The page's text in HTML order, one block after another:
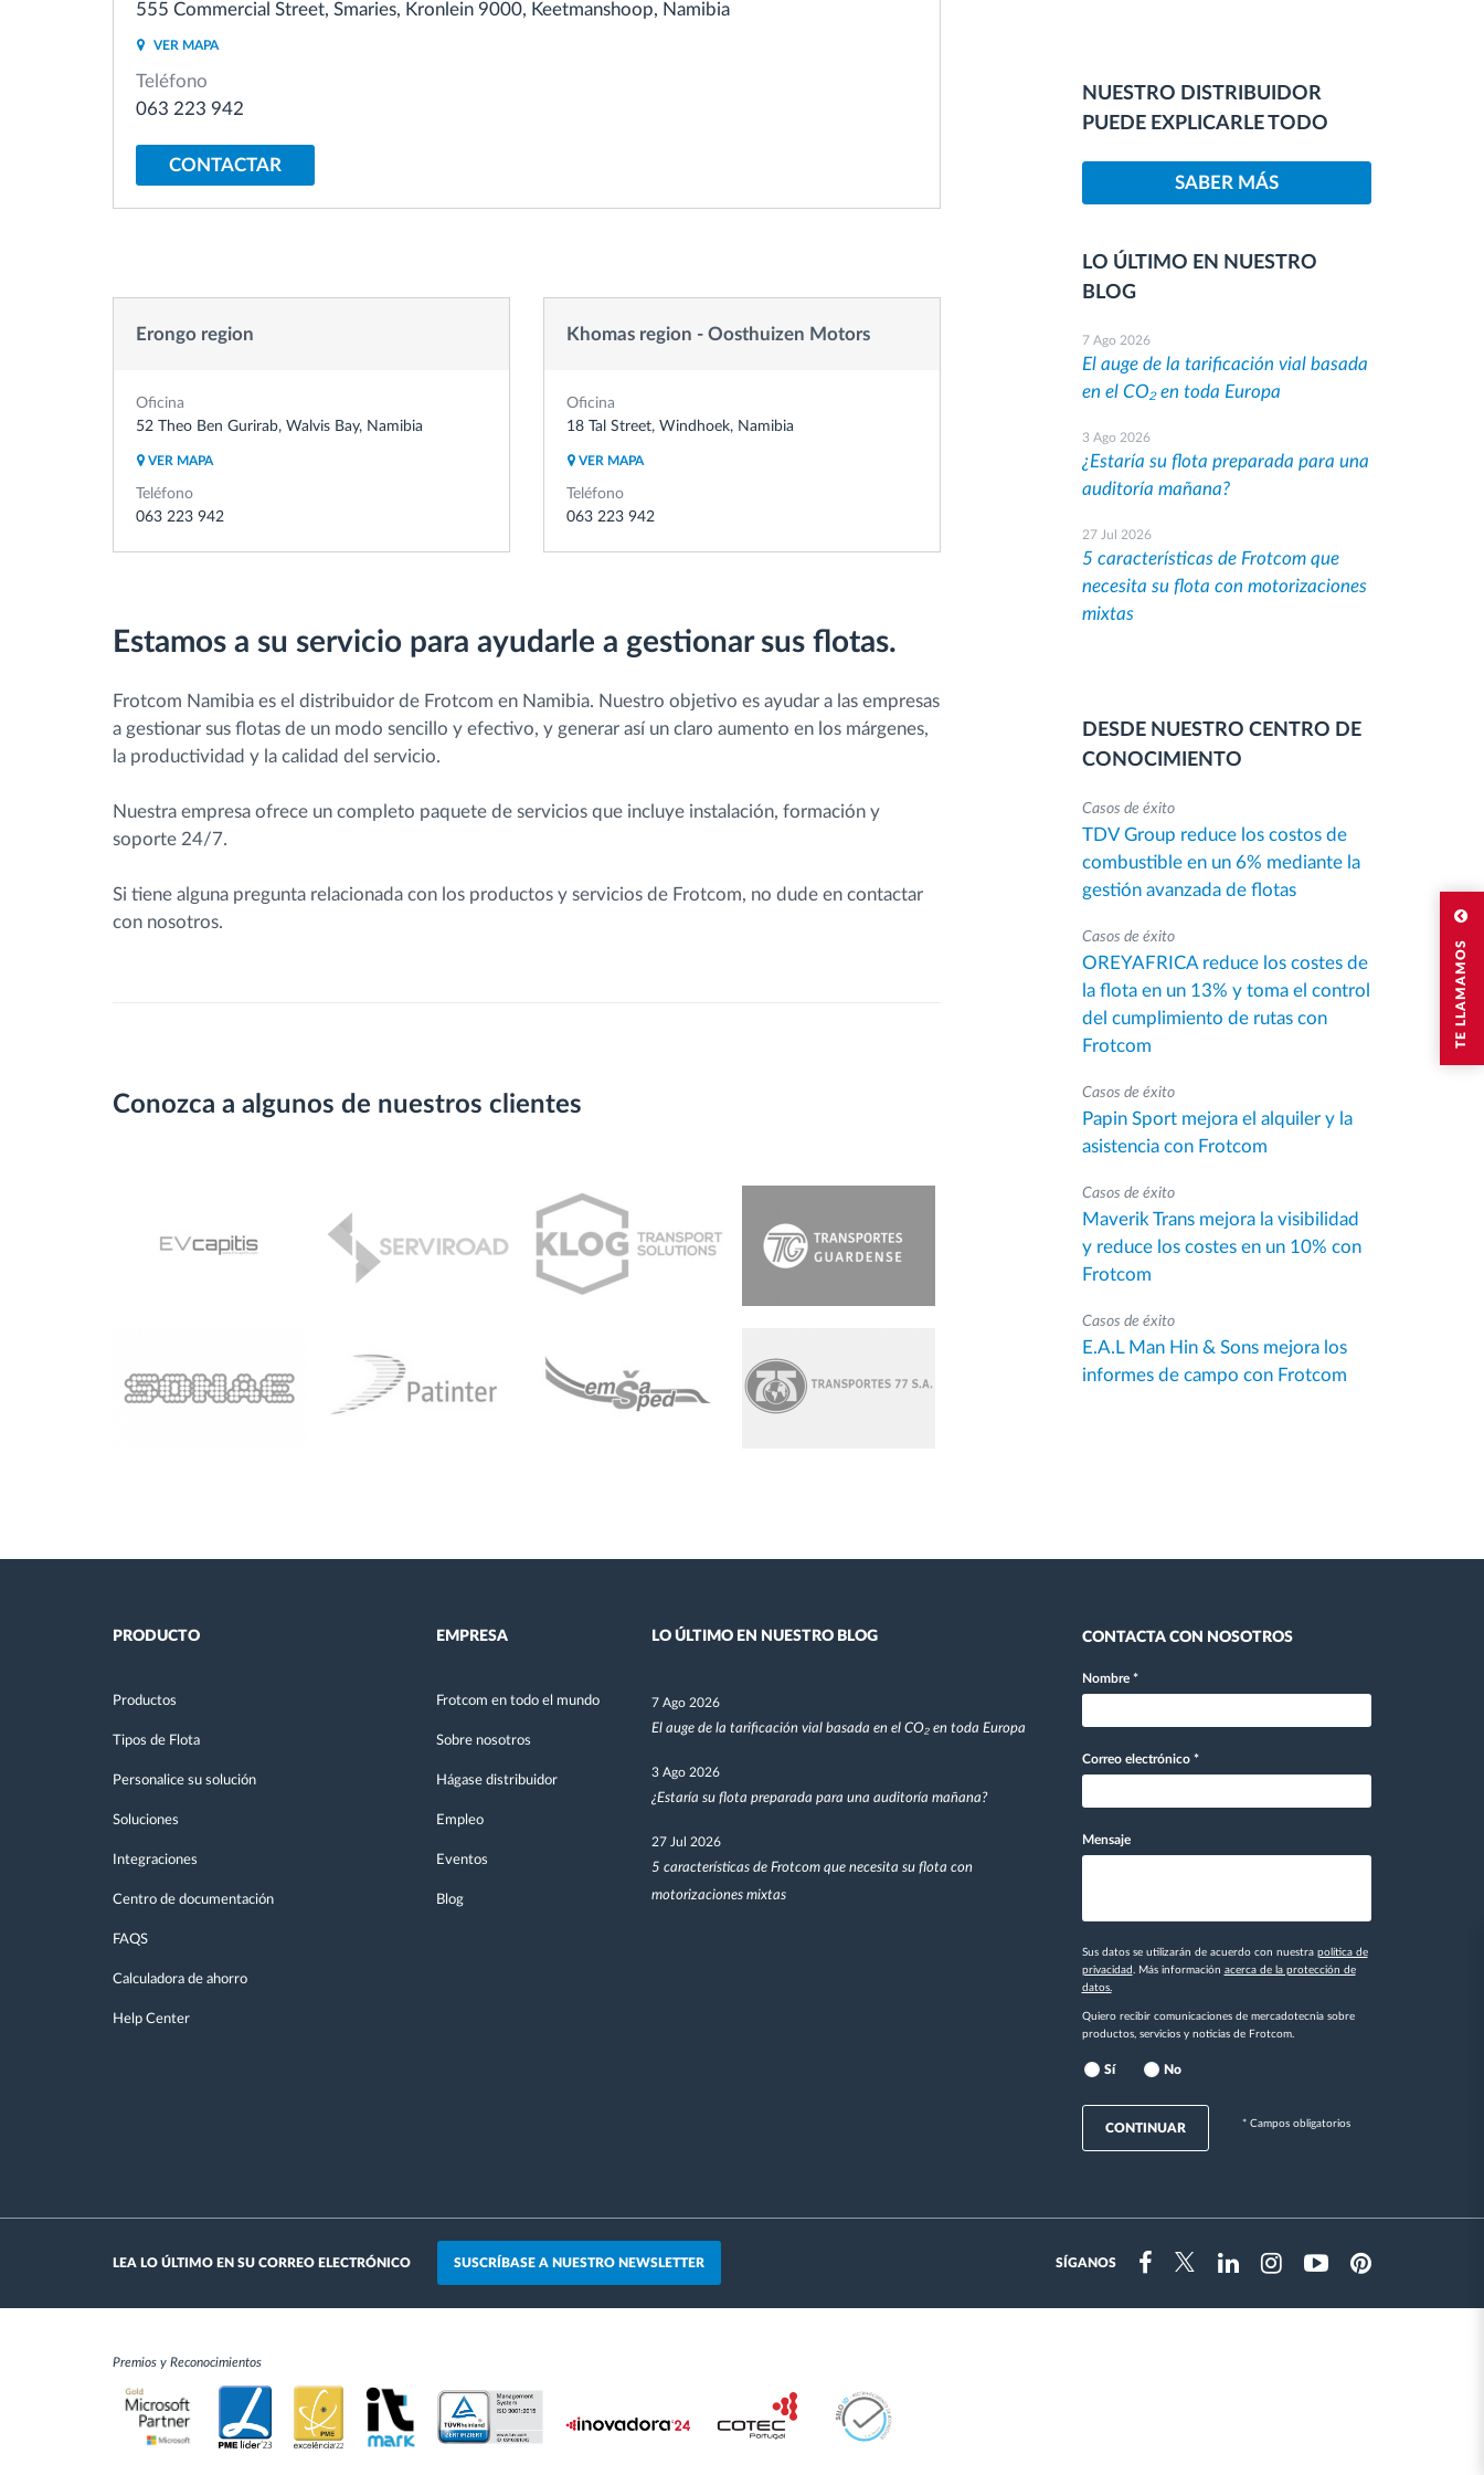
TE LLAMAMOS
Control de acceso
Gestión de combustible
Planificación y seguimiento de rutas
Descubrir todas las características
555 Commercial Street, Smaries, Kronlein 9000, Keetmanshoop, Namibia
VER MAPA
Teléfono
063 223 942
CONTACTAR
Erongo region
Oficina
52 Theo Ben Gurirab, Walvis Bay, Namibia
VER MAPA
Teléfono
063 223 942
Khomas region - Oosthuizen Motors
Oficina
18 Tal Street, Windhoek, Namibia
VER MAPA
Teléfono
063 223 942
Estamos a su servicio para ayudarle a gestionar sus flotas.
Frotcom Namibia es el distribuidor de Frotcom en Namibia. Nuestro objetivo es ayudar a las empresas
a gestionar sus flotas de un modo sencillo y efectivo, y generar así un claro aumento en los márgenes,
la productividad y la calidad del servicio.
Nuestra empresa ofrece un completo paquete de servicios que incluye instalación, formación y
soporte 24/7.
Si tiene alguna pregunta relacionada con los productos y servicios de Frotcom, no dude en contactar
con nosotros.
Conozca a algunos de nuestros clientes
NUESTRO DISTRIBUIDOR
PUEDE EXPLICARLE TODO
SABER MÁS
LO ÚLTIMO EN NUESTRO
BLOG
7 Ago 2026
El auge de la tarificación vial basada
en el CO₂ en toda Europa
3 Ago 2026
¿Estaría su flota preparada para una
auditoría mañana?
27 Jul 2026
5 características de Frotcom que
necesita su flota con motorizaciones
mixtas
DESDE NUESTRO CENTRO DE
CONOCIMIENTO
Casos de éxito
TDV Group reduce los costos de
combustible en un 6% mediante la
gestión avanzada de flotas
Casos de éxito
OREYAFRICA reduce los costes de
la flota en un 13% y toma el control
del cumplimiento de rutas con
Frotcom
Casos de éxito
Papin Sport mejora el alquiler y la
asistencia con Frotcom
Casos de éxito
Maverik Trans mejora la visibilidad
y reduce los costes en un 10% con
Frotcom
Casos de éxito
E.A.L Man Hin & Sons mejora los
informes de campo con Frotcom
PRODUCTO
Productos
Tipos de Flota
Personalice su solución
Soluciones
Integraciones
Centro de documentación
FAQS
Calculadora de ahorro
Help Center
EMPRESA
Frotcom en todo el mundo
Sobre nosotros
Hágase distribuidor
Empleo
Eventos
Blog
LO ÚLTIMO EN NUESTRO BLOG
7 Ago 2026
El auge de la tarificación vial basada en el CO₂ en toda Europa
3 Ago 2026
¿Estaría su flota preparada para una auditoría mañana?
27 Jul 2026
5 características de Frotcom que necesita su flota con
motorizaciones mixtas
CONTACTA CON NOSOTROS
Nombre *
Correo electrónico *
Mensaje
Sus datos se utilizarán de acuerdo con nuestra política de
privacidad . Más información acerca de la protección de
datos.
Quiero recibir comunicaciones de mercadotecnia sobre
productos, servicios y noticias de Frotcom.
Sí No
CONTINUAR * Campos obligatorios
LEA LO ÚLTIMO EN SU CORREO ELECTRÓNICO SUSCRÍBASE A NUESTRO NEWSLETTER SÍGANOS
FacebookTwitterLinkedinInstragramYoutubePinterest
Premios y Reconocimientos